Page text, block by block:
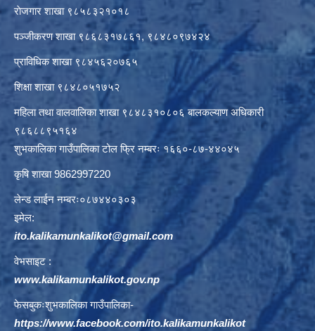
राेजगार शाखा ९८५८३२१०१८
पञ्जीकरण शाखा ९८६८३१७८६१, ९८४८०९७४२४
प्राविधिक शाखा ९८४५६२०७६५
शिक्षा शाखा ९८४८०५१७५२
महिला तथा वालवालिका शाखा ९८४८३१०८०६ बालकल्याण अधिकारी
९८६८८९५१६४
शुभकालिका गाउँपालिका टोल फ्रि नम्बरः १६६०-८७-४४०४५
कृषि शाखा 9862997220
लेन्ड लाईन नम्बरः०८७४४०३०३
इमेल:
ito.kalikamunkalikot@gmail.com
वेभसाइट :
www.kalikamunkalikot.gov.np
फेसबुकःशुभकालिका गाउँपालिका-
https://www.facebook.com/ito.kalikamunkalikot